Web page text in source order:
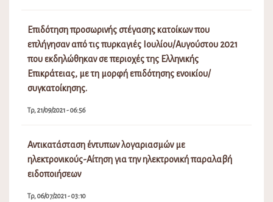
Επιδότηση προσωρινής στέγασης κατοίκων που
επλήγησαν από τις πυρκαγιές Ιουλίου/Αυγούστου 2021
που εκδηλώθηκαν σε περιοχές της Ελληνικής
Επικράτειας, με τη μορφή επιδότησης ενοικίου/
συγκατοίκησης.
Τρ, 21/09/2021 - 06:56
Αντικατάσταση έντυπων λογαριασμών με
ηλεκτρονικούς-Αίτηση για την ηλεκτρονική παραλαβή
ειδοποιήσεων
Τρ, 06/07/2021 - 03:10